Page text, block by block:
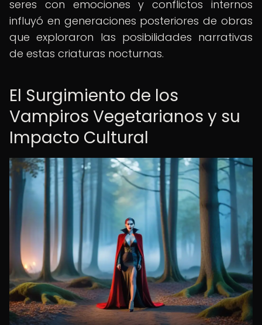
seres con emociones y conflictos internos
influyó en generaciones posteriores de obras
que exploraron las posibilidades narrativas
de estas criaturas nocturnas.
El Surgimiento de los
Vampiros Vegetarianos y su
Impacto Cultural